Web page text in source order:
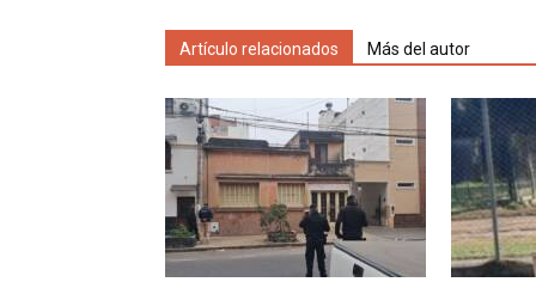
Artículo relacionados Más del autor